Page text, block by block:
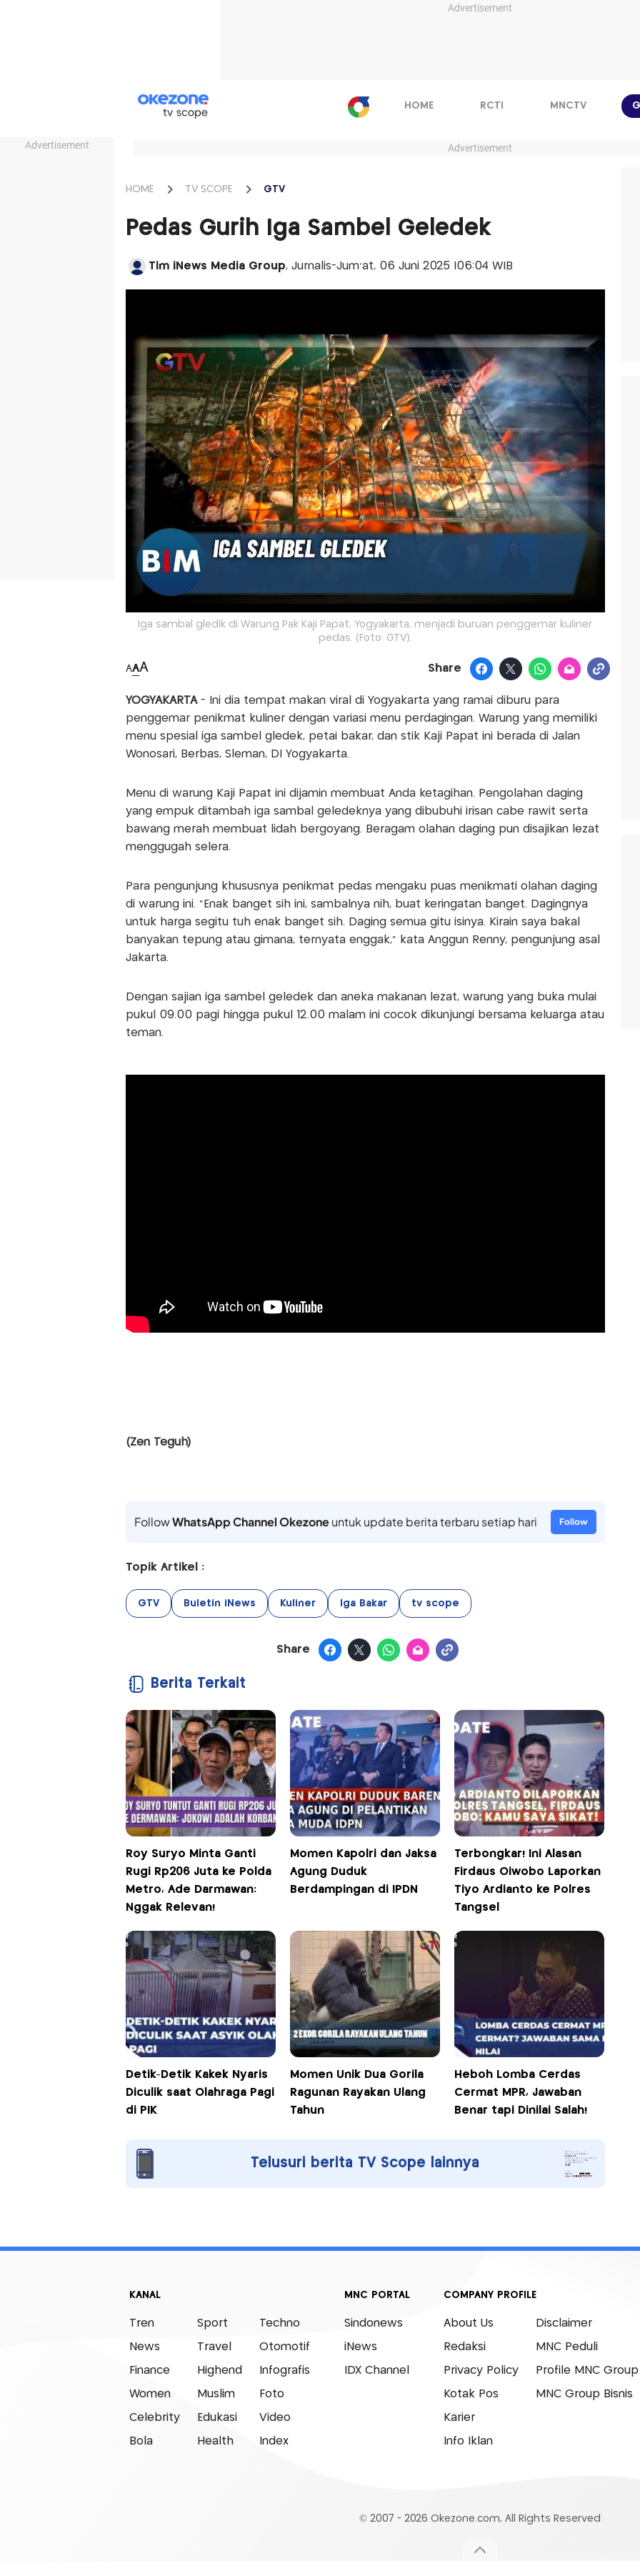
Advertisement
Advertisement
HOME RCTI MNCTV
Advertisement
HOME TV SCOPE GTV
Pedas Gurih Iga Sambel Geledek
Tim iNews Media Group, Jurnalis-Jum'at, 06 Juni 2025 |06:04 WIB
Iga sambal gledik di Warung Pak Kaji Papat, Yogyakarta, menjadi buruan penggemar kuliner
pedas. (Foto: GTV).
AAA Share
YOGYAKARTA - Ini dia tempat makan viral di Yogyakarta yang ramai diburu para
penggemar penikmat kuliner dengan variasi menu perdagingan. Warung yang memiliki
menu spesial iga sambel gledek, petai bakar, dan stik Kaji Papat ini berada di Jalan
Wonosari, Berbas, Sleman, DI Yogyakarta.
Menu di warung Kaji Papat ini dijamin membuat Anda ketagihan. Pengolahan daging
yang empuk ditambah iga sambal geledeknya yang dibubuhi irisan cabe rawit serta
bawang merah membuat lidah bergoyang. Beragam olahan daging pun disajikan lezat
menggugah selera.
Para pengunjung khususnya penikmat pedas mengaku puas menikmati olahan daging
di warung ini. “Enak banget sih ini, sambalnya nih, buat keringatan banget. Dagingnya
untuk harga segitu tuh enak banget sih. Daging semua gitu isinya. Kirain saya bakal
banyakan tepung atau gimana, ternyata enggak,” kata Anggun Renny, pengunjung asal
Jakarta.
Dengan sajian iga sambel geledek dan aneka makanan lezat, warung yang buka mulai
pukul 09.00 pagi hingga pukul 12.00 malam ini cocok dikunjungi bersama keluarga atau
teman.
(Zen Teguh)
FollowWhatsApp Channel Okezoneuntuk update berita terbaru setiap hari Follow
Topik Artikel :
GTV Buletin iNews Kuliner Iga Bakar tv scope
Share
Berita Terkait
Roy Suryo Minta Ganti
Rugi Rp206 Juta ke Polda
Metro, Ade Darmawan:
Nggak Relevan!
Momen Kapolri dan Jaksa
Agung Duduk
Berdampingan di IPDN
Terbongkar! Ini Alasan
Firdaus Oiwobo Laporkan
Tiyo Ardianto ke Polres
Tangsel
Detik-Detik Kakek Nyaris
Diculik saat Olahraga Pagi
di PIK
Momen Unik Dua Gorila
Ragunan Rayakan Ulang
Tahun
Heboh Lomba Cerdas
Cermat MPR, Jawaban
Benar tapi Dinilai Salah!
Telusuri berita TV Scope lainnya
KANAL
Tren
News
Finance
Women
Celebrity
Bola
Sport
Travel
Highend
Muslim
Edukasi
Health
Techno
Otomotif
Infografis
Foto
Video
Index
MNC PORTAL
Sindonews
iNews
IDX Channel
COMPANY PROFILE
About Us
Redaksi
Privacy Policy
Kotak Pos
Karier
Info Iklan
Disclaimer
MNC Peduli
Profile MNC Group
MNC Group Bisnis
© 2007 - 2026 Okezone.com, All Rights Reserved